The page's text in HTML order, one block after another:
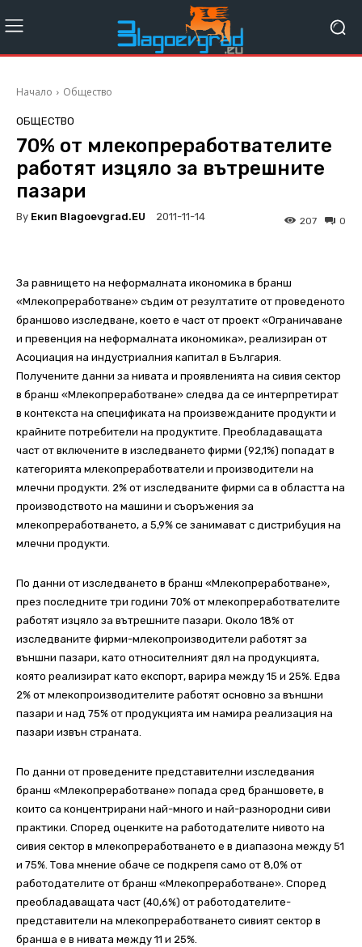
Начало Общество
ОБЩЕСТВО
70% от млекопреработвателите
работят изцяло за вътрешните
пазари
By Екип Blagoevgrad.EU 2011-11-14 0
207
За равнището на неформалната икономика в бранш
«Млекопреработване» съдим от резултатите от проведеното
браншово изследване, което е част от проект «Ограничаване
и превенция на неформалната икономика», реализиран от
Асоциация на индустриалния капитал в България.
Получените данни за нивата и проявленията на сивия сектор
в бранш «Млекопреработване» следва да се интерпретират
в контекста на спецификата на произвежданите продукти и
крайните потребители на продуктите. Преобладаващата
част от включените в изследването фирми (92,1%) попадат в
категорията млекопреработватели и производители на
млечни продукти. 2% от изследваните фирми са в областта на
производството на машини и съоръжения за
млекопреработването, а 5,9% се занимават с дистрибуция на
млечни продукти.
По данни от изследването в бранш «Млекопреработване»,
през последните три години 70% от млекопреработвателите
работят изцяло за вътрешните пазари. Около 18% от
изследваните фирми-млекопроизводители работят за
външни пазари, като относителният дял на продукцията,
която реализират като експорт, варира между 15 и 25%. Едва
2% от млекопроизводителите работят основно за външни
пазари и над 75% от продукцията им намира реализация на
пазари извън страната.
По данни от проведените представителни изследвания
бранш «Млекопреработване» попада сред браншовете, в
които са концентрирани най-много и най-разнородни сиви
практики. Според оценките на работодателите нивото на
сивия сектор в млекопреработването е в диапазона между 51
и 75%. Това мнение обаче се подкрепя само от 8,0% от
работодателите от бранш «Млекопреработване». Според
преобладаващата част (40,6%) от работодателите-
представители на млекопреработването сивият сектор в
бранша е в нивата между 11 и 25%.